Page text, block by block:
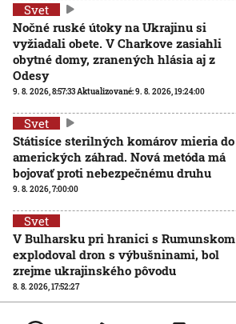
Svet
Nočné ruské útoky na Ukrajinu si
vyžiadali obete. V Charkove zasiahli
obytné domy, zranených hlásia aj z
Odesy
9. 8. 2026, 8:57:33 Aktualizované:9. 8. 2026, 19:24:00
Svet
Státisíce sterilných komárov mieria do
amerických záhrad. Nová metóda má
bojovať proti nebezpečnému druhu
9. 8. 2026, 7:00:00
Svet
V Bulharsku pri hranici s Rumunskom
explodoval dron s výbušninami, bol
zrejme ukrajinského pôvodu
8. 8. 2026, 17:52:27